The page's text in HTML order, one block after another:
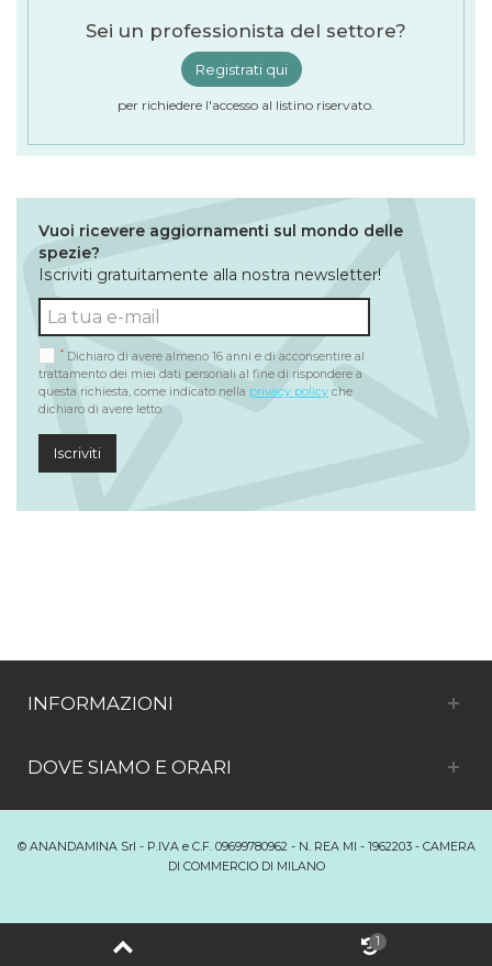
Sei un professionista del settore?
Registrati qui
per richiedere l'accesso al listino riservato.
Vuoi ricevere aggiornamenti sul mondo delle
spezie?
Iscriviti gratuitamente alla nostra newsletter!
* Dichiaro di avere almeno 16 anni e di acconsentire al
trattamento dei miei dati personali al fine di rispondere a
questa richiesta, come indicato nella privacy policy che
dichiaro di avere letto.
Iscriviti
INFORMAZIONI
DOVE SIAMO E ORARI
© ANANDAMINA Srl - P.IVA e C.F. 09699780962 - N. REA MI - 1962203 - CAMERA
DI COMMERCIO DI MILANO
1